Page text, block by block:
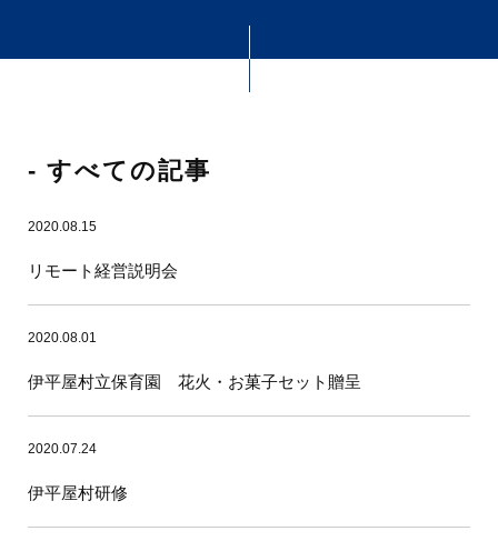
- すべての記事
2020.08.15
リモート経営説明会
2020.08.01
伊平屋村立保育園 花火・お菓子セット贈呈
2020.07.24
伊平屋村研修